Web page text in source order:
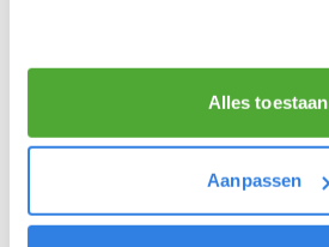
Alles toestaan
Aanpassen